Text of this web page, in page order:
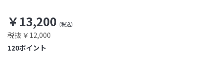
￥13,200
税抜 ￥12,000
ポイント
120